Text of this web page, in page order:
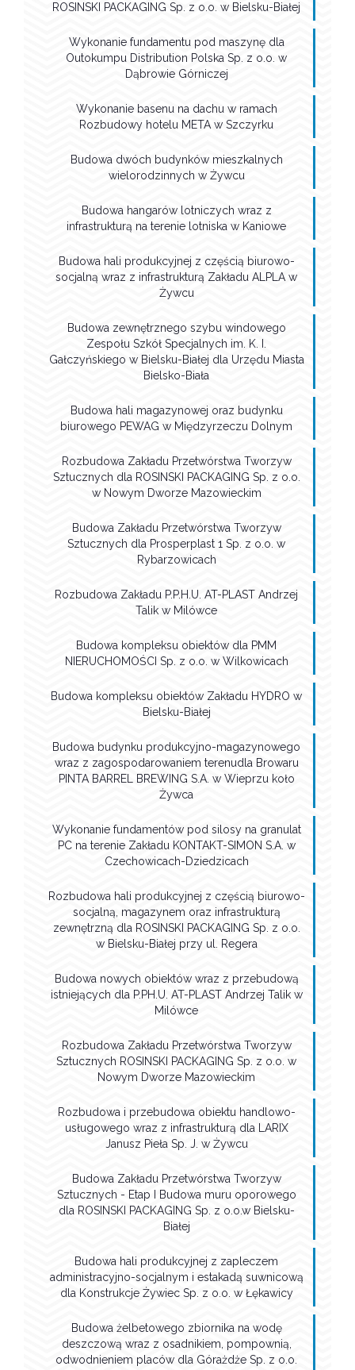
ROSINSKI PACKAGING Sp. z o.o. w Bielsku-Białej
Wykonanie fundamentu pod maszynę dla
Outokumpu Distribution Polska Sp. z o.o. w
Dąbrowie Górniczej
Wykonanie basenu na dachu w ramach
Rozbudowy hotelu META w Szczyrku
Budowa dwóch budynków mieszkalnych
wielorodzinnych w Żywcu
Budowa hangarów lotniczych wraz z
infrastrukturą na terenie lotniska w Kaniowe
Budowa hali produkcyjnej z częścią biurowo-
socjalną wraz z infrastrukturą Zakładu ALPLA w
Żywcu
Budowa zewnętrznego szybu windowego
Zespołu Szkół Specjalnych im. K. I.
Gałczyńskiego w Bielsku-Białej dla Urzędu Miasta
Bielsko-Biała
Budowa hali magazynowej oraz budynku
biurowego PEWAG w Międzyrzeczu Dolnym
Rozbudowa Zakładu Przetwórstwa Tworzyw
Sztucznych dla ROSINSKI PACKAGING Sp. z o.o.
w Nowym Dworze Mazowieckim
Budowa Zakładu Przetwórstwa Tworzyw
Sztucznych dla Prosperplast 1 Sp. z o.o. w
Rybarzowicach
Rozbudowa Zakładu P.P.H.U. AT-PLAST Andrzej
Talik w Milówce
Budowa kompleksu obiektów dla PMM
NIERUCHOMOŚCI Sp. z o.o. w Wilkowicach
Budowa kompleksu obiektów Zakładu HYDRO w
Bielsku-Białej
Budowa budynku produkcyjno-magazynowego
wraz z zagospodarowaniem terenudla Browaru
PINTA BARREL BREWING S.A. w Wieprzu koło
Żywca
Wykonanie fundamentów pod silosy na granulat
PC na terenie Zakładu KONTAKT-SIMON S.A. w
Czechowicach-Dziedzicach
Rozbudowa hali produkcyjnej z częścią biurowo-
socjalną, magazynem oraz infrastrukturą
zewnętrzną dla ROSINSKI PACKAGING Sp. z o.o.
w Bielsku-Białej przy ul. Regera
Budowa nowych obiektów wraz z przebudową
istniejących dla P.PH.U. AT-PLAST Andrzej Talik w
Milówce
Rozbudowa Zakładu Przetwórstwa Tworzyw
Sztucznych ROSINSKI PACKAGING Sp. z o.o. w
Nowym Dworze Mazowieckim
Rozbudowa i przebudowa obiektu handlowo-
usługowego wraz z infrastrukturą dla LARIX
Janusz Pieła Sp. J. w Żywcu
Budowa Zakładu Przetwórstwa Tworzyw
Sztucznych - Etap I Budowa muru oporowego
dla ROSINSKI PACKAGING Sp. z o.o.w Bielsku-
Białej
Budowa hali produkcyjnej z zapleczem
administracyjno-socjalnym i estakadą suwnicową
dla Konstrukcje Żywiec Sp. z o.o. w Łękawicy
Budowa żelbetowego zbiornika na wodę
deszczową wraz z osadnikiem, pompownią,
odwodnieniem placów dla Górażdże Sp. z o.o.